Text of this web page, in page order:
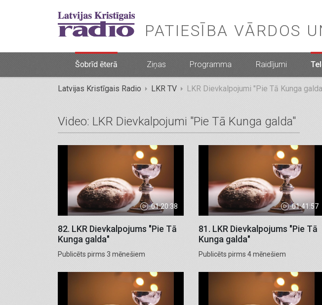
PATIESĪBA VĀRDOS
Šobrīd ēterā Ziņas Programma Raidījumi
Latvijas Kristīgais Radio LKR TV LKR Dievkalpojumi "Pie Tā Kunga
Video: LKR Dievkalpojumi "Pie Tā Kunga galda"
01:20:38
82. LKR Dievkalpojums "Pie Tā
Kunga galda"
Publicēts pirms 3 mēnešiem
01:41:57
81. LKR Dievkalpojums "Pie Tā
Kunga galda"
Publicēts pirms 4 mēnešiem